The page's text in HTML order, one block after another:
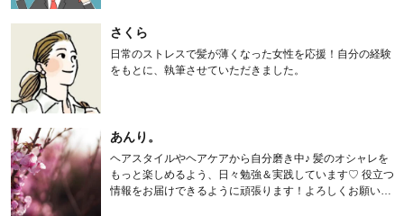
さくら
日常のストレスで髪が薄くなった女性を応援！自分の経験
をもとに、執筆させていただきました。
あんり。
ヘアスタイルやヘアケアから自分磨き中♪ 髪のオシャレを
もっと楽しめるよう、日々勉強＆実践しています♡ 役立つ
情報をお届けできるように頑張ります！よろしくお願いし